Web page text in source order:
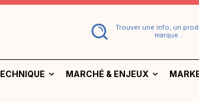
Trouver une info, un
marque...
MARCHÉ & ENJEUX